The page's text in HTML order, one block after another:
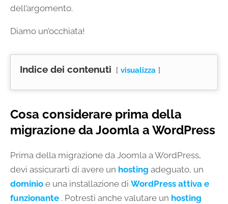
dell’argomento.
Diamo un’occhiata!
Indice dei contenuti visualizza
Cosa considerare prima della
migrazione da Joomla a WordPress
Prima della migrazione da Joomla a WordPress,
devi assicurarti di avere un hosting adeguato, un
dominio e una installazione di WordPress attiva e
funzionante . Potresti anche valutare un hosting